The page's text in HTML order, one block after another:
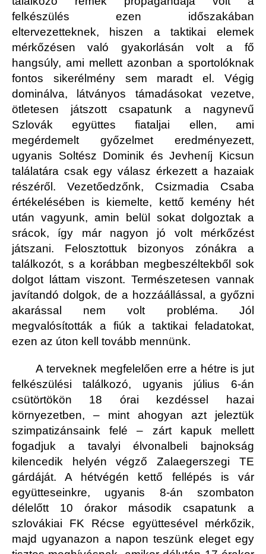
felkészülés ezen időszakában
eltervezetteknek, hiszen a taktikai elemek
mérkőzésen való gyakorlásán volt a fő
hangsúly, ami mellett azonban a sportolóknak
fontos sikerélmény sem maradt el. Végig
dominálva, látványos támadásokat vezetve,
ötletesen játszott csapatunk a nagynevű
Szlovák együttes fiataljai ellen, ami
megérdemelt győzelmet eredményezett,
ugyanis Soltész Dominik és Jevheníj Kicsun
találatára csak egy válasz érkezett a hazaiak
részéről. Vezetőedzőnk, Csizmadia Csaba
értékelésében is kiemelte, kettő kemény hét
után vagyunk, amin belül sokat dolgoztak a
srácok, így már nagyon jó volt mérkőzést
játszani. Felosztottuk bizonyos zónákra a
találkozót, s a korábban megbeszéltekből sok
dolgot láttam viszont. Természetesen vannak
javítandó dolgok, de a hozzáállással, a győzni
akarással nem volt probléma. Jól
megvalósították a fiúk a taktikai feladatokat,
ezen az úton kell tovább mennünk.
A terveknek megfelelően erre a hétre is jut
felkészülési találkozó, ugyanis július 6-án
csütörtökön 18 órai kezdéssel hazai
környezetben, – mint ahogyan azt jeleztük
szimpatizánsaink felé – zárt kapuk mellett
fogadjuk a tavalyi élvonalbeli bajnokság
kilencedik helyén végző Zalaegerszegi TE
gárdáját. A hétvégén kettő fellépés is vár
együtteseinkre, ugyanis 8-án szombaton
délelőtt 10 órakor második csapatunk a
szlovákiai FK Récse együttesével mérkőzik,
majd ugyanazon a napon teszünk eleget egy